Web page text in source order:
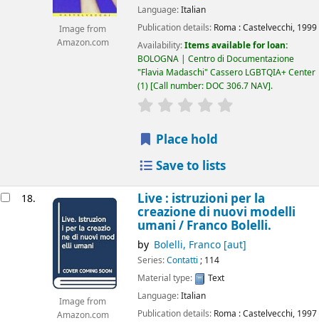
Image from
Amazon.com
Language:Italian
Publication details: Roma :Castelvecchi, 1999
Availability:Items available for loan:
BOLOGNA | Centro di Documentazione
"Flavia Madaschi" Cassero LGBTQIA+ Center
(1) Call number: DOC 306.7 NAV .
star rating
Place hold
Save to lists
18.
Image from
Amazon.com
Live : istruzioni per la
creazione di nuovi modelli
umani / Franco Bolelli.
by Bolelli, Franco[aut]
Series:Contatti ; 114
Material type:
Text
Language:Italian
Publication details: Roma :Castelvecchi, 1997